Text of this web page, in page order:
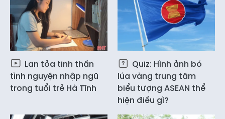
Lan tỏa tinh thần
tình nguyện nhập ngũ
trong tuổi trẻ Hà Tĩnh
Quiz: Hình ảnh bó
lúa vàng trung tâm
biểu tượng ASEAN thể
hiện điều gì?